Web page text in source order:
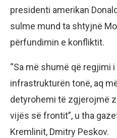
presidenti amerikan
sulme mund ta shtyjnë
përfundimin e konfliktit.
“Sa më shumë që regjimi
infrastrukturën tonë, aq
detyrohemi të zgjerojmë
vijës së frontit”, u tha
Kremlinit, Dmitry Peskov.